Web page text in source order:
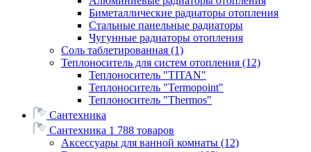
Биметаллические радиаторы отопления
Стальные панельные радиаторы
Чугунные радиаторы отопления
Соль таблетированная (1)
Теплоноситель для систем отопления (12)
Теплоноситель "TITAN"
Теплоноситель "Termopoint"
Теплоноситель "Thermos"
Сантехника
Сантехника 1 788 товаров
Аксессуары для ванной комнаты (12)